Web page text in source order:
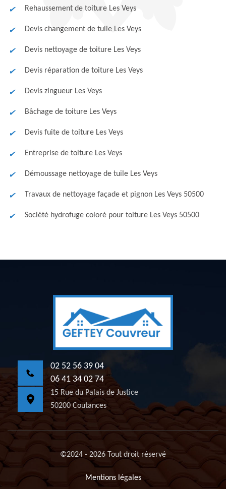
Rehaussement de toiture Les Veys
Devis changement de tuile Les Veys
Devis nettoyage de toiture Les Veys
Devis réparation de toiture Les Veys
Devis zingueur Les Veys
Bâchage de toiture Les Veys
Devis fuite de toiture Les Veys
Entreprise de toiture Les Veys
Démoussage nettoyage de tuile Les Veys
Travaux de nettoyage façade et pignon Les Veys 50500
Société hydrofuge coloré pour toiture Les Veys 50500
02 52 56 39 04
06 41 34 02 74
15 Rue du Palais de Justice
50200 Coutances
©2024 - 2026 Tout droit réservé
Mentions légales